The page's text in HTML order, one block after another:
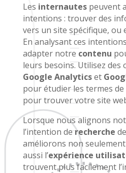
Les internautespeuvent
intentions : trouver des
vers un site spécifique, ou
En analysant ces
adapter notre contenu
leurs besoins. Utilisez des
Google Analyticset
pour étudier les termes
pour trouver votre site
Lorsque nous alignons
l’intention de recherche
améliorons non
aussi l’expérience
trouvent plus facilement